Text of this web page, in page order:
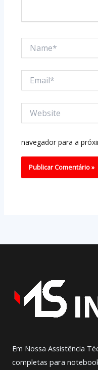
navegador para a
Em Nossa Assistência
completas para